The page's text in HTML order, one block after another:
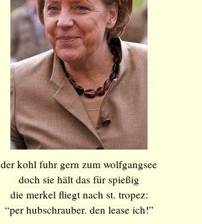
der kohl fuhr gern zum wolfgangsee
doch sie hält das für spießig
die merkel fliegt nach st. tropez:
“per hubschrauber. den lease ich!”